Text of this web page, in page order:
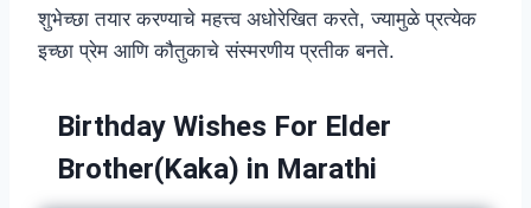
शुभेच्छा तयार करण्याचे महत्त्व अधोरेखित करते, ज्यामुळे प्रत्येक
इच्छा प्रेम आणि कौतुकाचे संस्मरणीय प्रतीक बनते.
Birthday Wishes For Elder
Brother(Kaka) in Marathi